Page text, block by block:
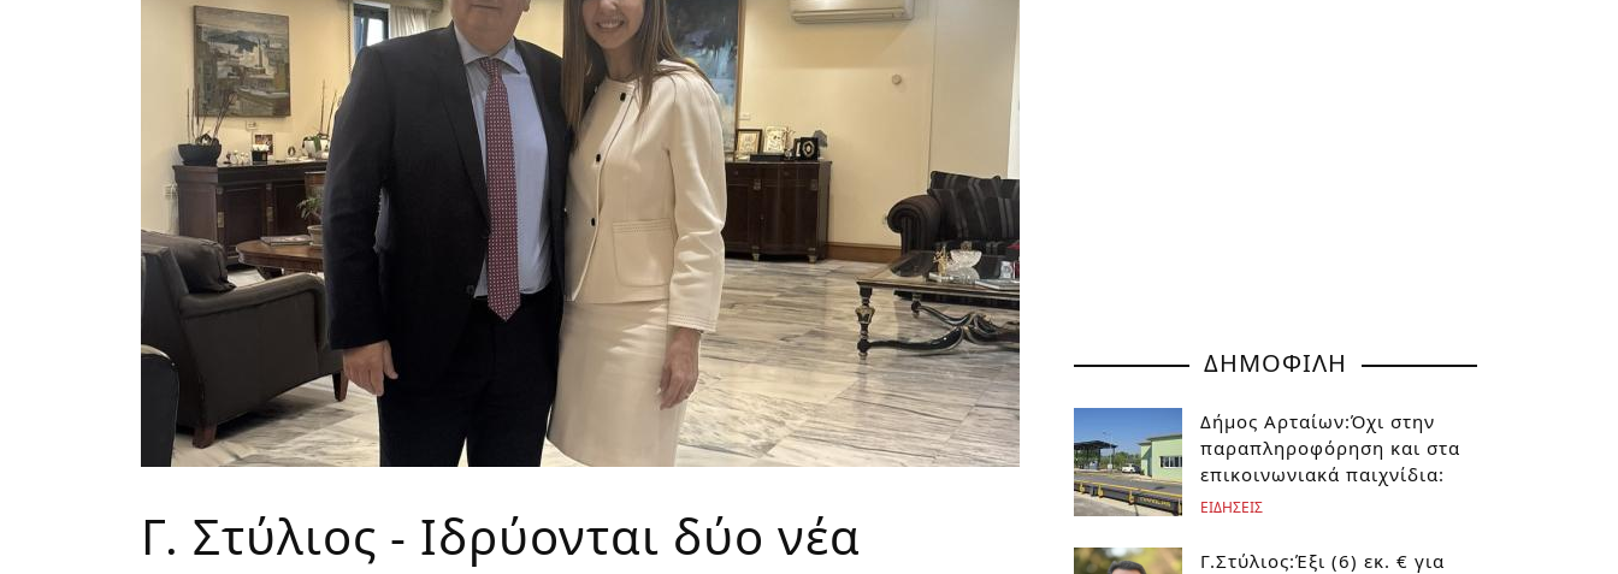
Γ. Στύλιος - Ιδρύονται δύο νέα
ΔΗΜΟΦΙΛΗ
Δήμος Αρταίων:Όχι στην
παραπληροφόρηση και στα
επικοινωνιακά παιχνίδια:
ΕΙΔΗΣΕΙΣ
Γ.Στύλιος:Έξι (6) εκ. € για